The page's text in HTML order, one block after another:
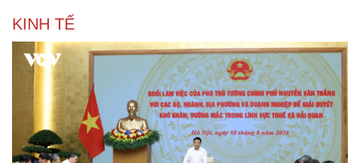
Văn hóa
Sân khấu - Điện ảnh
Giải trí
Nghệ sĩ
KINH TẾ